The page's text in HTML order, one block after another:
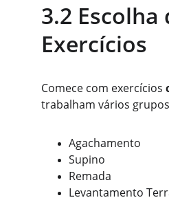
3.2 Escolha
Exercícios
Comece com exercícios
trabalham vários
Agachamento
Supino
Remada
Levantamento